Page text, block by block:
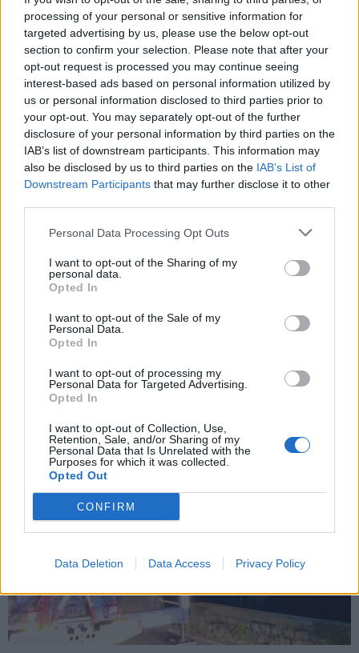
processing of your personal or sensitive information for
targeted advertising by us, please use the below opt-out
section to confirm your selection. Please note that after your
opt-out request is processed you may continue seeing
interest-based ads based on personal information utilized by
us or personal information disclosed to third parties prior to
your opt-out. You may separately opt-out of the further
disclosure of your personal information by third parties on the
IAB’s list of downstream participants. This information may
also be disclosed by us to third parties on the IAB’s List of
Downstream Participants that may further disclose it to other
Personal Data Processing Opt Outs
I want to opt-out of the Sharing of my
personal data.
Opted In
I want to opt-out of the Sale of my
Personal Data.
Opted In
I want to opt-out of processing my
Personal Data for Targeted Advertising.
Opted In
I want to opt-out of Collection, Use,
Retention, Sale, and/or Sharing of my
Personal Data that Is Unrelated with the
Purposes for which it was collected.
Opted Out
CONFIRM
Data Deletion Data Access Privacy Policy
commento esprime il pensiero dell'autore e non rappresenta la linea editoriale
di VareseNews.it, che rimane autonoma e indipendente. I messaggi inclusi nei
commenti non sono testi giornalistici, ma post inviati dai singoli lettori che
possono essere automaticamente pubblicati senza filtro preventivo. I commenti
che includano uno o più link a siti esterni verranno rimossi in automatico dal
sistema.
ADV
ALTRE NOTIZIE DI ARGEGNO